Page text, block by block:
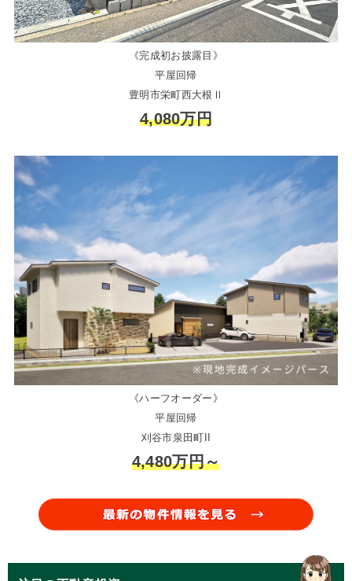
《完成初お披露目》
平屋回帰
豊明市栄町西大根Ⅱ
4,080万円
《ハーフオーダー》
平屋回帰
刈谷市泉田町II
4,480万円～